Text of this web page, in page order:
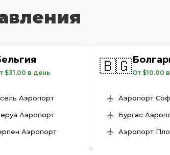
$31.00 в день
Аэропорт
Аэропорт
Аэропорт
🇧🇬От $10.00
Аэропорт
Бургас
Аэропорт